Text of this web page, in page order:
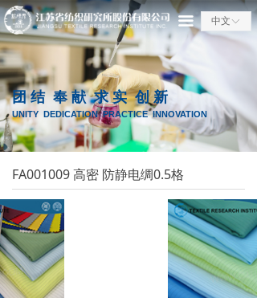
끀 ꀅ
中文
UNITY DEDICATION PRACTICE INNOVATION
团 结 奉 献 求 实 创 新
FA001009 高密 防静电绸0.5格
@placeHolder$tem_40_23$productNextBind